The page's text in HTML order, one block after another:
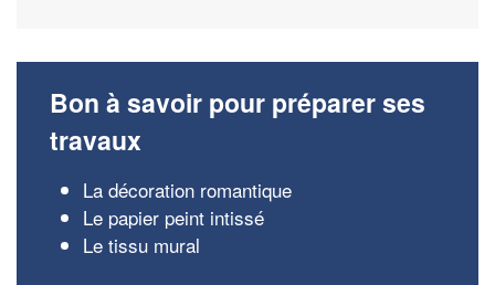
Bon à savoir pour préparer ses
travaux
La décoration romantique
Le papier peint intissé
Le tissu mural